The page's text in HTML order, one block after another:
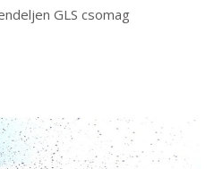
GLS csomag